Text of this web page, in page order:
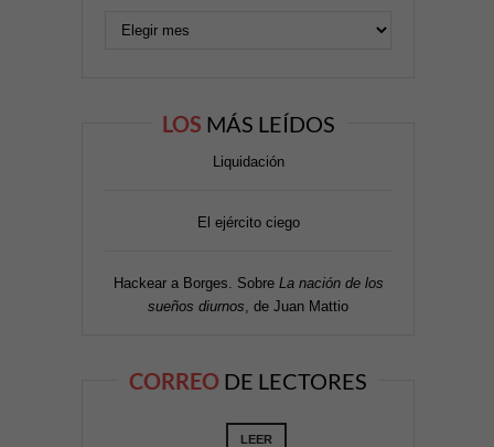
LOS MÁS LEÍDOS
Liquidación
El ejército ciego
Hackear a Borges. Sobre La nación de los
sueños diurnos , de Juan Mattio
CORREO DE LECTORES
LEER